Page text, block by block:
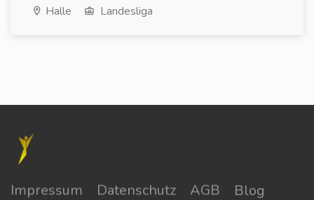
Halle Landesliga
Impressum Datenschutz AGB Blog